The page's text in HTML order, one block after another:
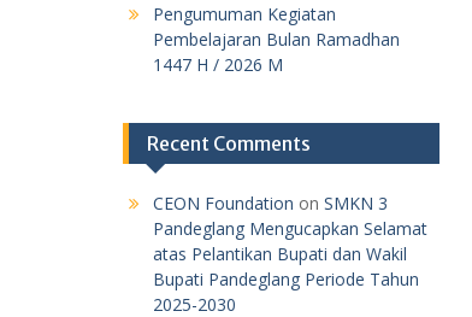
Pengumuman Kegiatan
Pembelajaran Bulan Ramadhan
1447 H / 2026 M
Recent Comments
CEON Foundation on SMKN 3
Pandeglang Mengucapkan Selamat
atas Pelantikan Bupati dan Wakil
Bupati Pandeglang Periode Tahun
2025-2030